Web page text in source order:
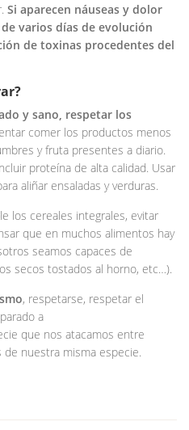
Si aparecen náuseas y dolor
varios días de evolución
de toxinas procedentes del
y sano, respetar los
comer los productos menos
y fruta presentes a diario.
proteína de alta calidad. Usar
aliñar ensaladas y verduras.
los cereales integrales, evitar
que en muchos alimentos hay
seamos capaces de
secos tostados al horno, etc…).
, respetarse, respetar el
a
que nos atacamos entre
nuestra misma especie.